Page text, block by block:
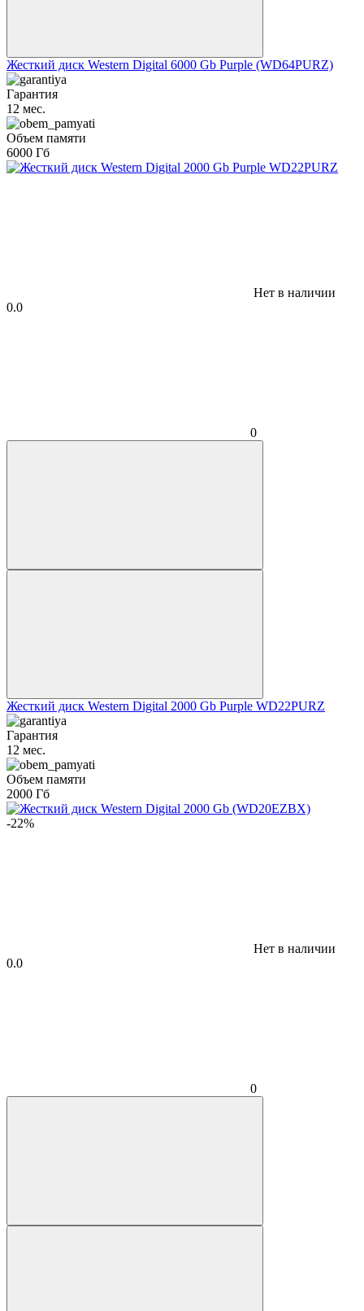
Жесткий диск Western Digital 6000 Gb Purple (WD64PURZ)
Гарантия
12 мес.
Объем памяти
6000 Гб
Нет в наличии
0.0
0
Жесткий диск Western Digital 2000 Gb Purple WD22PURZ
Гарантия
12 мес.
Объем памяти
2000 Гб
-22%
Нет в наличии
0.0
0